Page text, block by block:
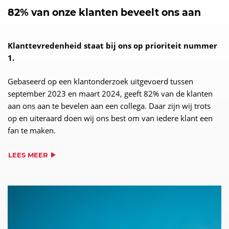
82% van onze klanten beveelt ons aan
Klanttevredenheid staat bij ons op prioriteit nummer
1.
Gebaseerd op een klantonderzoek uitgevoerd tussen
september 2023 en maart 2024, geeft 82% van de klanten
aan ons aan te bevelen aan een collega. Daar zijn wij trots
op en uiteraard doen wij ons best om van iedere klant een
fan te maken.
LEES MEER